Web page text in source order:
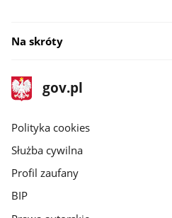
Na skróty
stopka
gov.pl
Strona
gov.pl
gov.pl
Polityka cookies
Służba cywilna
Profil zaufany
BIP